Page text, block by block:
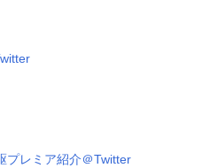
プレミア紹介＠Twitter